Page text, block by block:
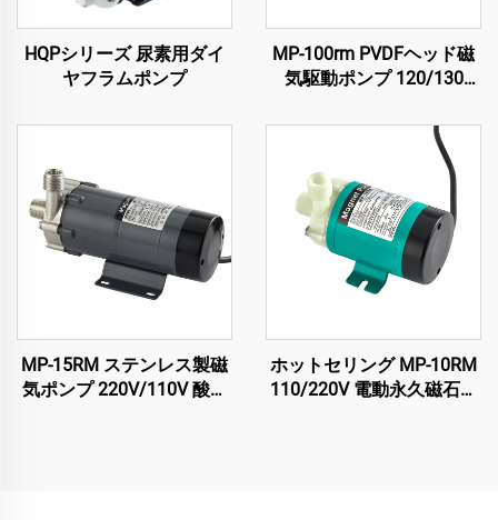
HQPシリーズ 尿素用ダイ
ヤフラムポンプ
MP-100rm PVDFヘッド磁
気駆動ポンプ 120/130
強腐食抵抗性
MP-15RM ステンレス製磁
気ポンプ 220V/110V 酸化
ホットセリング MP-10RM
110/220V 電動永久磁石式